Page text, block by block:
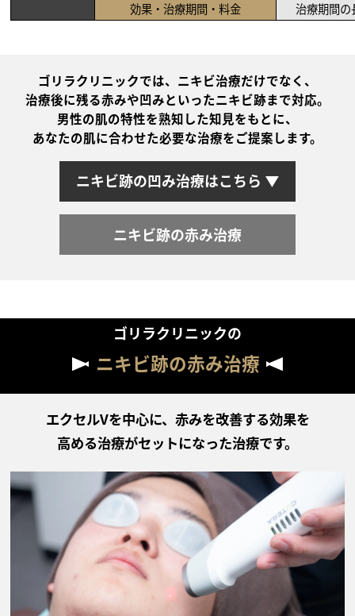
効果・治療期間・料金 治療期間の
ゴリラクリニックでは、ニキビ治療だけでなく、
治療後に残る赤みや凹みといったニキビ跡まで対応。
男性の肌の特性を熟知した知見をもとに、
あなたの肌に合わせた必要な治療をご提案します。
ニキビ跡の凹み治療はこちら ▼
ニキビ跡の赤み治療
ゴリラクリニックの
ニキビ跡の赤み治療
エクセルVを中心に、赤みを改善する効果を
高める治療がセットになった治療です。